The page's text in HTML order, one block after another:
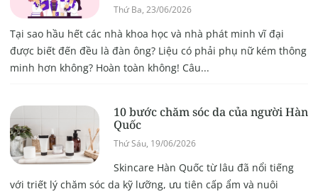
Thứ Ba, 23/06/2026
Tại sao hầu hết các nhà khoa học và nhà phát minh vĩ đại
được biết đến đều là đàn ông? Liệu có phải phụ nữ kém thông
minh hơn không? Hoàn toàn không! Câu...
10 bước chăm sóc da của người Hàn
Quốc
Thứ Sáu, 19/06/2026
Skincare Hàn Quốc từ lâu đã nổi tiếng
với triết lý chăm sóc da kỹ lưỡng, ưu tiên cấp ẩm và nuôi